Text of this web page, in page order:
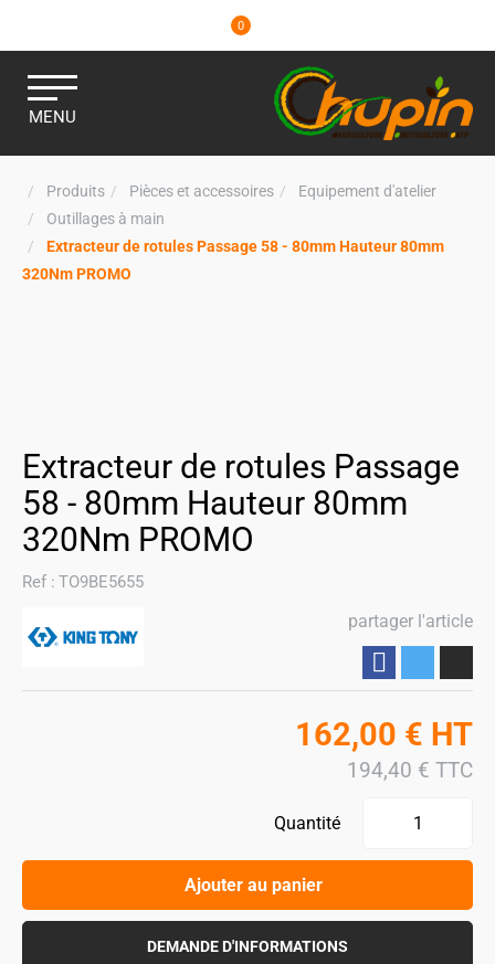
0
MENU
Produits Pièces et accessoires
Equipement d'atelier
Outillages à main
Extracteur de rotules Passage 58 - 80mm Hauteur 80mm
320Nm PROMO
Extracteur de rotules Passage
58 - 80mm Hauteur 80mm
320Nm PROMO
Ref : TO9BE5655
partager l'article
162,00 € HT
194,40 € TTC
Quantité
Ajouter au panier
DEMANDE D'INFORMATIONS